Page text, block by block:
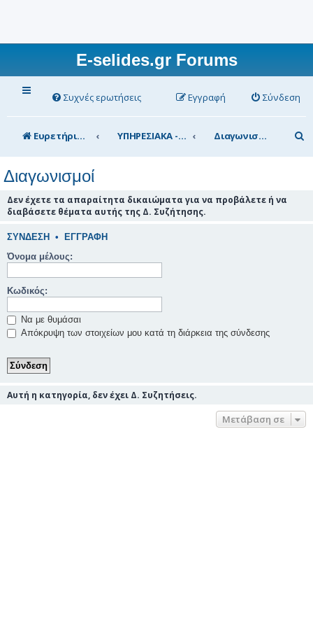
E-selides.gr Forums
Συχνές ερωτήσεις Σύνδεση
Εγγραφή
Ευρετήριο Δ. Συζήτησης ΥΠΗΡΕΣΙΑΚΑ - ΣΥΖΗΤΗΣΕΙΣ (για τα μέλη) Διαγωνισμοί
ν
Διαγωνισμοί
Δεν έχετε τα απαραίτητα δικαιώματα για να προβάλετε ή να
διαβάσετε θέματα αυτής της Δ. Συζήτησης.
ΣΎΝΔΕΣΗ • ΕΓΓΡΑΦΉ
Όνομα μέλους:
Κωδικός:
Να με θυμάσαι
Απόκρυψη των στοιχείων μου κατά τη διάρκεια της σύνδεσης
Αυτή η κατηγορία, δεν έχει Δ. Συζητήσεις.
Μετάβαση σε